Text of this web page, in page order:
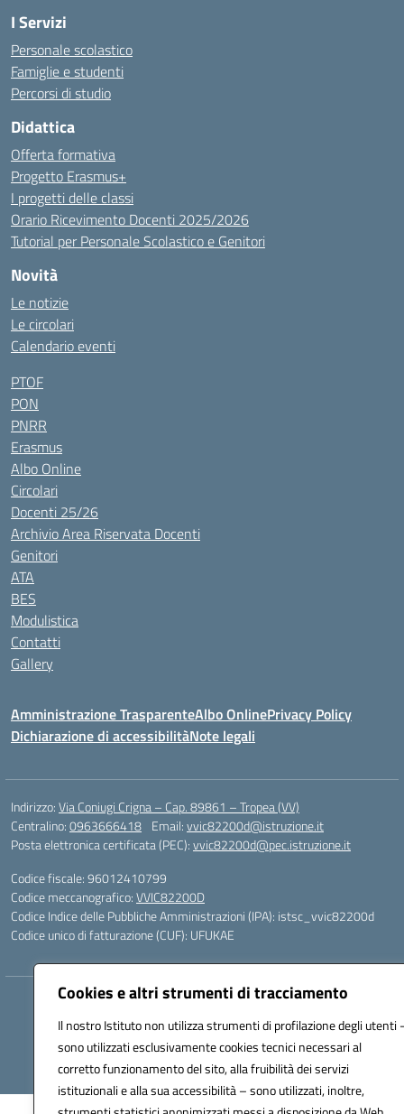
Cookies e altri strumenti di tracciamento
Il nostro Istituto non utilizza strumenti di profilazione degli utenti -
sono utilizzati esclusivamente cookies tecnici necessari al
corretto funzionamento del sito, alla fruibilità dei servizi
istituzionali e alla sua accessibilità – sono utilizzati, inoltre,
I Servizi
Personale scolastico
Famiglie e studenti
Percorsi di studio
Didattica
Offerta formativa
Progetto Erasmus+
I progetti delle classi
Orario Ricevimento Docenti 2025/2026
Tutorial per Personale Scolastico e Genitori
Novità
Le notizie
Le circolari
Calendario eventi
PTOF
PON
PNRR
Erasmus
Albo Online
Circolari
Docenti 25/26
Archivio Area Riservata Docenti
Genitori
ATA
BES
Modulistica
Contatti
Gallery
Amministrazione TrasparenteAlbo OnlinePrivacy Policy
Dichiarazione di accessibilitàNote legali
Indirizzo:Via Coniugi Crigna – Cap. 89861 – Tropea (VV)
Centralino:0963666418 Email:vvic82200d@istruzione.it
Posta elettronica certificata (PEC):vvic82200d@pec.istruzione.it
Codice fiscale: 96012410799
Codice meccanografico:VVIC82200D
Codice Indice delle Pubbliche Amministrazioni (IPA): istsc_vvic82200d
Codice unico di fatturazione (CUF): UFUKAE
Hosting & Powered by 3D Solution S.r.l.
Concept & Design by Designers Italia